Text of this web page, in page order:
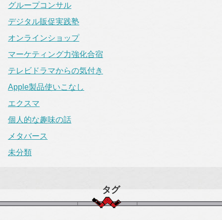
グループコンサル
デジタル販促実践塾
オンラインショップ
マーケティング力強化合宿
テレビドラマからの気付き
Apple製品使いこなし
エクスマ
個人的な趣味の話
メタバース
未分類
タグ